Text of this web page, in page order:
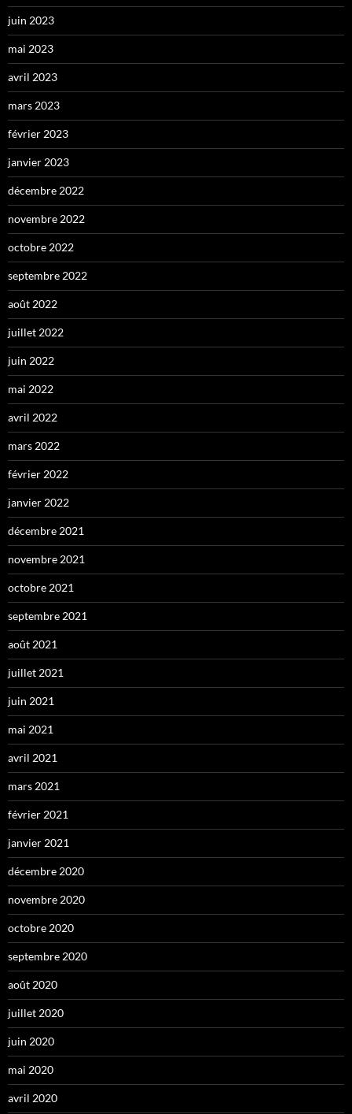
juin 2023
mai 2023
avril 2023
mars 2023
février 2023
janvier 2023
décembre 2022
novembre 2022
octobre 2022
septembre 2022
août 2022
juillet 2022
juin 2022
mai 2022
avril 2022
mars 2022
février 2022
janvier 2022
décembre 2021
novembre 2021
octobre 2021
septembre 2021
août 2021
juillet 2021
juin 2021
mai 2021
avril 2021
mars 2021
février 2021
janvier 2021
décembre 2020
novembre 2020
octobre 2020
septembre 2020
août 2020
juillet 2020
juin 2020
mai 2020
avril 2020